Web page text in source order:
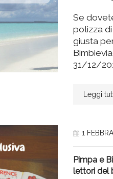
Se
polizza
giusta
31/12/
Leggi
1
Pimpa e
lettori del